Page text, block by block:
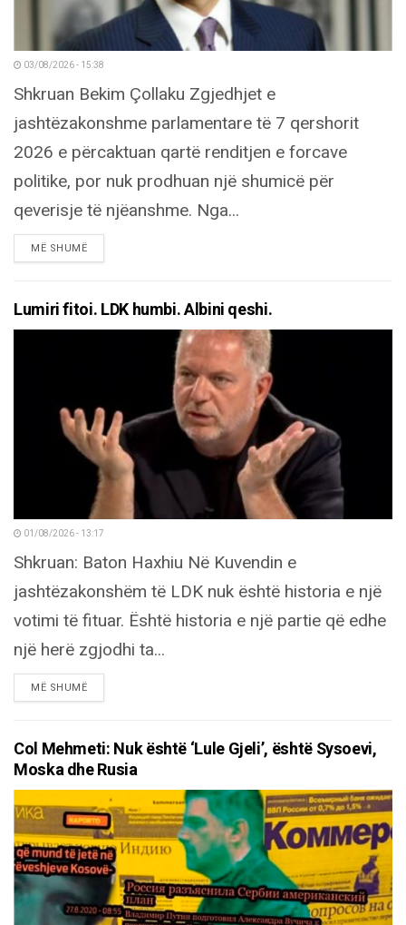
03/08/2026 - 15:38
Shkruan Bekim Çollaku Zgjedhjet e
jashtëzakonshme parlamentare të 7 qershorit
2026 e përcaktuan qartë renditjen e forcave
politike, por nuk prodhuan një shumicë për
qeverisje të njëanshme. Nga...
MË SHUMËDETAILS
Lumiri fitoi. LDK humbi. Albini qeshi.
01/08/2026 - 13:17
Shkruan: Baton Haxhiu Në Kuvendin e
jashtëzakonshëm të LDK nuk është historia e një
votimi të fituar. Është historia e një partie që edhe
një herë zgjodhi ta...
MË SHUMËDETAILS
Col Mehmeti: Nuk është ‘Lule Gjeli’, është Sysoevi,
Moska dhe Rusia